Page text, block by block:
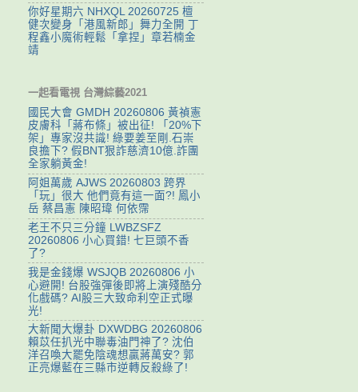
你好星期六 NHXQL 20260725 檀
健次變身「港風新郎」舞力全開 丁
程鑫小魔術輕鬆「拿捏」章若楠金
靖
一起看電視 台灣綜藝2021
國民大會 GMDH 20260806 黃禎憲
皮膚科「蔣布條」被出征! 「20%下
架」專家沒共識! 綠要姜至剛.石崇
良擔下? 假BNT狠詐慈濟10億.詐團
全家躺黃金!
阿姐萬歲 AJWS 20260803 跨界
「玩」很大 他們竟有這一面?! 鳳小
岳 蔡昌憲 陳昭瑋 何依霈
老王不只三分鐘 LWBZSFZ
20260806 小心買錯! 七巨頭不香
了?
我是金錢爆 WSJQB 20260806 小
心避開! 台股強彈後即將上演殘酷分
化戲碼? AI股三大致命利空正式曝
光!
大新聞大爆卦 DXWDBG 20260806
賴苡任扒光中聯毒油門神了? 沈伯
洋召喚大罷免陰魂想贏蔣萬安? 郭
正亮爆藍在三縣市逆轉反殺綠了!